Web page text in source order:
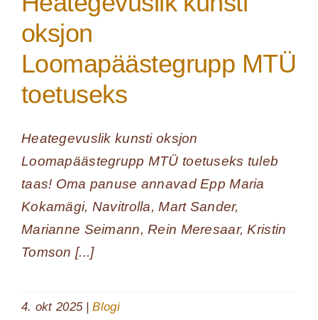
oksjon
Loomapäästegrupp MTÜ
toetuseks
Heategevuslik kunsti oksjon
Loomapäästegrupp MTÜ toetuseks tuleb
taas! Oma panuse annavad Epp Maria
Kokamägi, Navitrolla, Mart Sander,
Marianne Seimann, Rein Meresaar, Kristin
Tomson [...]
4. okt 2025 | Blogi